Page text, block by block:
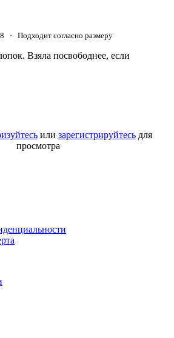
· Подходит согласно размеру
Взяла посвободнее, если
или зарегистрируйтесьдля
просмотра